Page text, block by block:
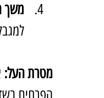
משך
מטרת העל:
הפרחים